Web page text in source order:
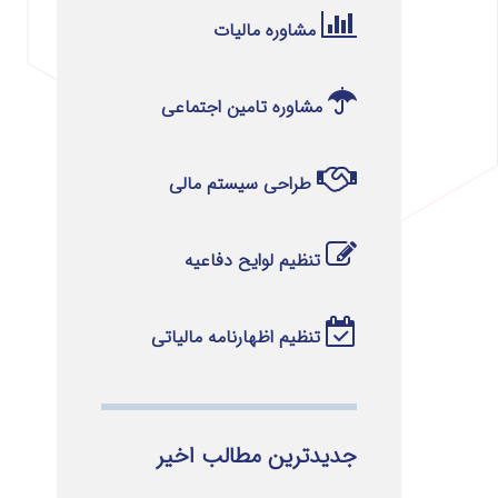
مشاوره مالیات
مشاوره تامین اجتماعی
طراحی سیستم مالی
تنظیم لوایح دفاعیه
تنظیم اظهارنامه مالیاتی
جدیدترین مطالب اخیر